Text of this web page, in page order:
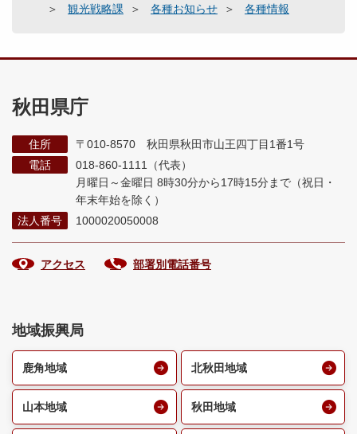
観光戦略課
各種お知らせ 各種情報
秋田県庁
住所
〒010-8570 秋田県秋田市山王四丁目1番1号
電話
018-860-1111（代表）
月曜日～金曜日 8時30分から17時15分まで （祝日・
年末年始を除く）
法人番号
1000020050008
アクセス 部署別電話番号
地域振興局
鹿角地域 北秋田地域
山本地域 秋田地域